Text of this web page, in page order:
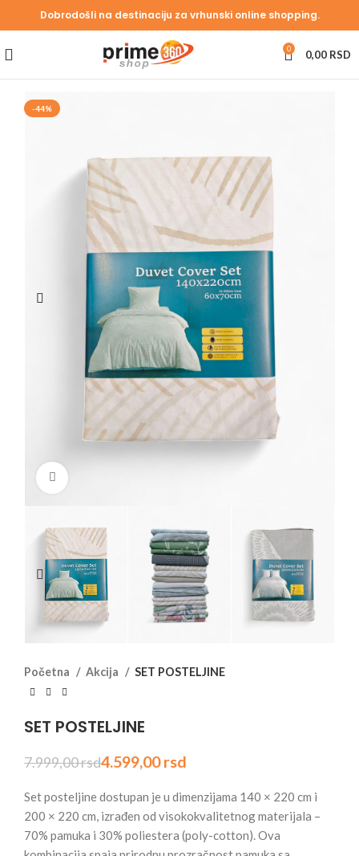
Dobrodošli na destinaciju za vrhunski online shopping.
0 0,00 RSD
-44%
Početna Akcija SET POSTELJINE
SET POSTELJINE
7.999,00rsd4.599,00rsd
Set posteljine dostupan je u dimenzijama 140 × 220 cm i
200 × 220 cm, izrađen od visokokvalitetnog materijala –
70% pamuka i 30% poliestera (poly-cotton). Ova